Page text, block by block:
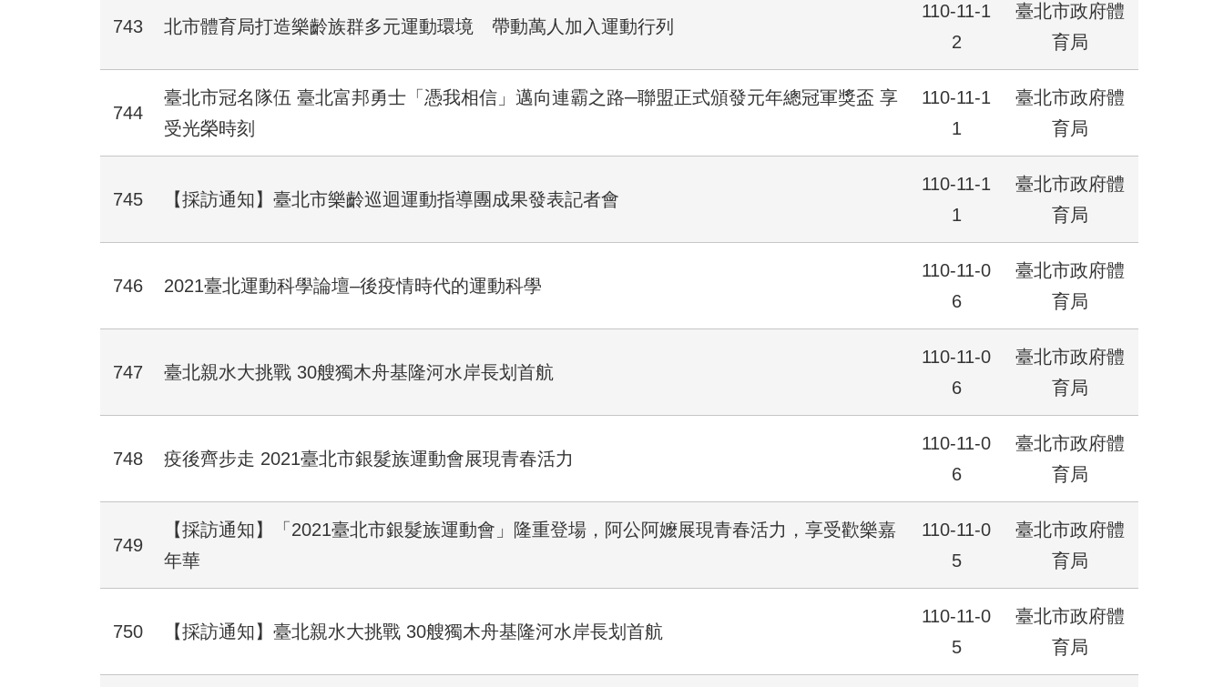
743 北市體育局打造樂齡族群多元運動環境 帶動萬人加入運動行列
110-11-1
2
臺北市政府體
育局
744
​臺北市冠名隊伍 臺北富邦勇士「憑我相信」邁向連霸之路─聯盟正式頒發元年總冠軍獎盃 享
受光榮時刻
110-11-1
1
臺北市政府體
育局
745 【採訪通知】​臺北市樂齡巡迴運動指導團成果發表記者會
110-11-1
1
臺北市政府體
育局
746 2021臺北運動科學論壇–後疫情時代的運動科學
110-11-0
6
臺北市政府體
育局
747 臺北親水大挑戰 30艘獨木舟基隆河水岸長划首航
110-11-0
6
臺北市政府體
育局
748 ​疫後齊步走 2021臺北市銀髮族運動會展現青春活力
110-11-0
6
臺北市政府體
育局
749
【採訪通知】「2021臺北市銀髮族運動會」隆重登場，阿公阿嬤展現青春活力，享受歡樂嘉
年華
110-11-0
5
臺北市政府體
育局
750 【採訪通知】臺北親水大挑戰 30艘獨木舟基隆河水岸長划首航
110-11-0
5
臺北市政府體
育局